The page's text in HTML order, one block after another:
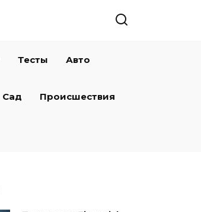
Тесты Авто
Сад Происшествия